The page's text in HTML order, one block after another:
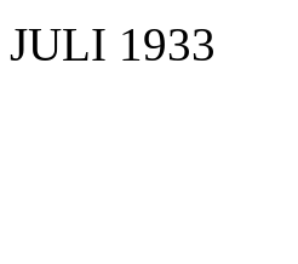
JULI 1933